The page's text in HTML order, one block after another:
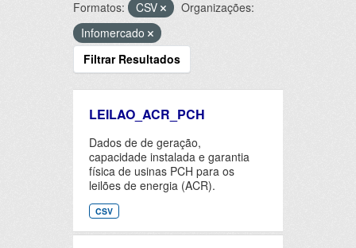
Formatos:
CSV
Organizações:
Infomercado
Filtrar Resultados
LEILAO_ACR_PCH
Dados de de geração,
capacidade instalada e garantia
física de usinas PCH para os
leilões de energia (ACR).
CSV